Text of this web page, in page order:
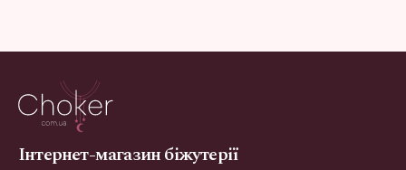
Інтернет-магазин біжутерії